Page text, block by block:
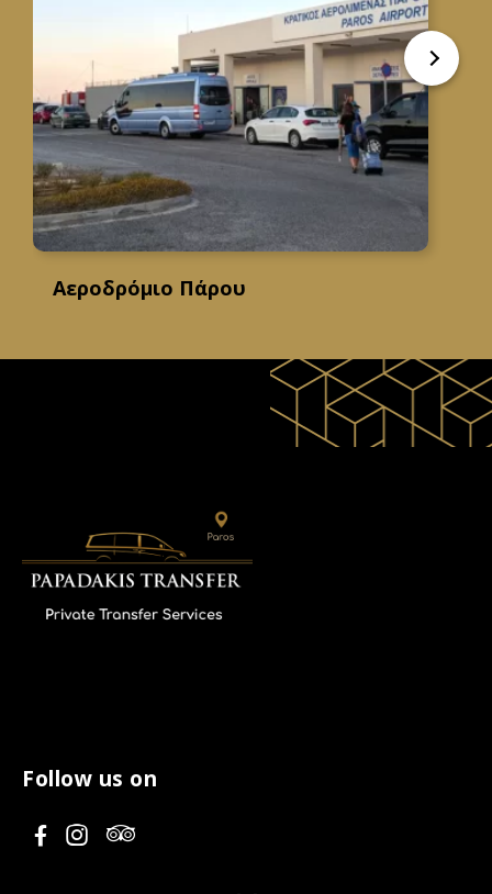
Αεροδρόμιο Πάρου
Follow us on
V
V
V